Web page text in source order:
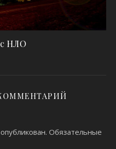
НЛО
Обязательные